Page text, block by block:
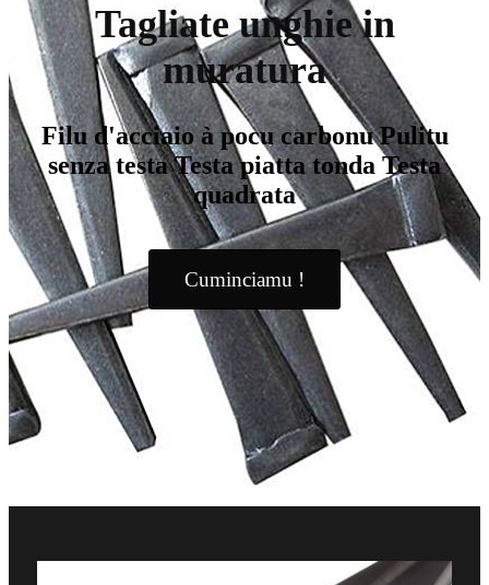
Tagliate unghie in
muratura
Filu d'acciaio à pocu carbonu Pulitu
senza testa Testa piatta tonda Testa
quadrata
Cuminciamu !